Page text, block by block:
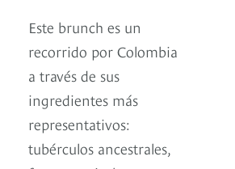
Este brunch es un
recorrido por Colombia
a través de sus
ingredientes más
representativos:
tubérculos ancestrales,